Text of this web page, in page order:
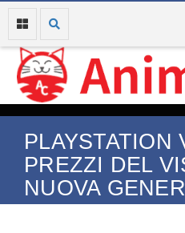
PLAYSTATION
PREZZI DEL
NUOVA